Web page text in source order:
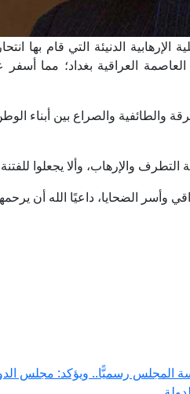
الدنيئة التي قام بها
والطائفية والصراع بين أبناء
والإرهاب، وألا يجعلوا
وأسر الضحايا، داعيًا الله أن
المجلس رسميًّا.. ويؤكد: مجلس